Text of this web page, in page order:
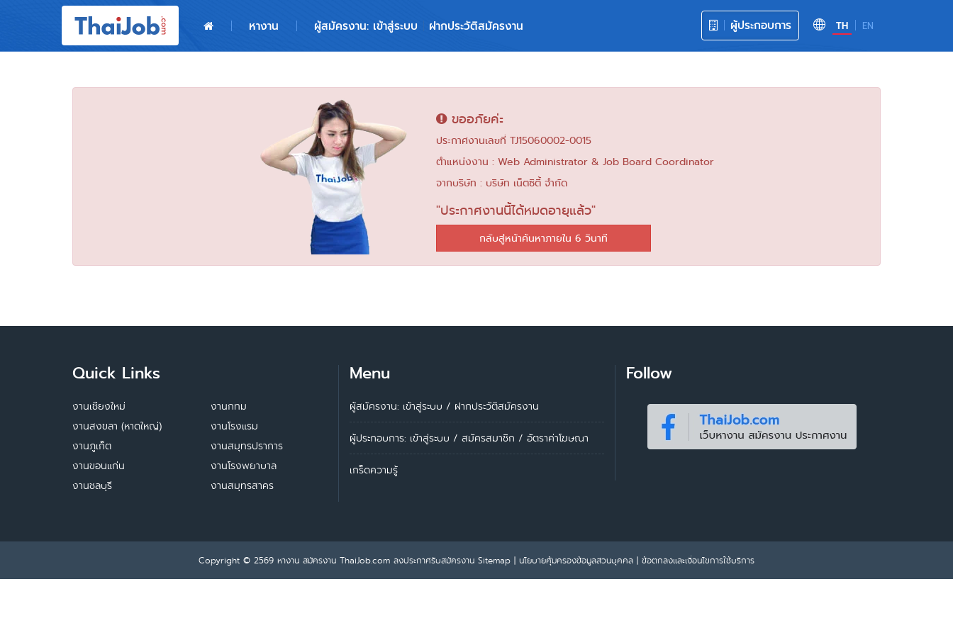
TH EN
ผู้ประกอบการ
หางาน ผู้สมัครงาน: เข้าสู่ระบบ ฝากประวัติสมัครงาน
ผู้สมัครงาน: เข้าสู่ระบบ
ขออภัยค่ะ
ประกาศงานเลขที่ TJ15060002-0015
ตำแหน่งงาน : Web Administrator & Job Board Coordinator
จากบริษัท : บริษัท เน็ตซิตี้ จำกัด
"ประกาศงานนี้ได้หมดอายุแล้ว"
กลับสู่หน้าค้นหาภายใน 6 วินาที
Quick Links
งานเชียงใหม่
งานสงขลา (หาดใหญ่)
งานภูเก็ต
งานขอนแก่น
งานชลบุรี
งานกทม
งานโรงแรม
งานสมุทรปราการ
งานโรงพยาบาล
งานสมุทรสาคร
Menu
ผู้สมัครงาน: เข้าสู่ระบบ / ฝากประวัติสมัครงาน
ผู้ประกอบการ: เข้าสู่ระบบ / สมัครสมาชิก / อัตราค่าโฆษณา
เกร็ดความรู้
Follow
Copyright © 2569 หางาน สมัครงาน ThaiJob.com ลงประกาศรับสมัครงาน Sitemap | นโยบายคุ้มครองข้อมูลส่วนบุคคล | ข้อตกลงและเงื่อนไขการใช้บริการ